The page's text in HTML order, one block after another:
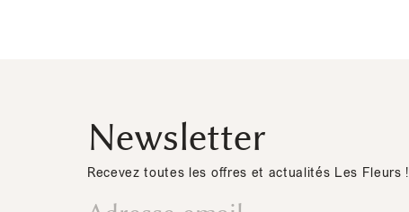
Newsletter
Recevez toutes les offres et actualités Les Fleurs !